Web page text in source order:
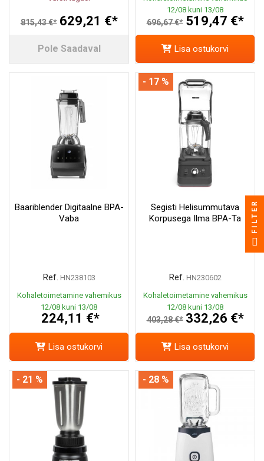
815,43 €* 629,21 €*
Pole Saadaval
12/08 kuni 13/08
696,67 €* 519,47 €*
Lisa ostukorvi
Baariblender Digitaalne BPA-
Vaba
Ref. HN238103
Kohaletoimetamine vahemikus
12/08 kuni 13/08
224,11 €*
Lisa ostukorvi
Segisti Helisummutava
Korpusega Ilma BPA-Ta
Ref. HN230602
Kohaletoimetamine vahemikus
12/08 kuni 13/08
403,28 €* 332,26 €*
- 17 %
Lisa ostukorvi
- 21 % - 28 %
FILTER